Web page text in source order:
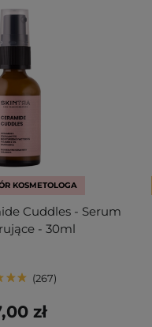
KOSMETOLOGA
Cuddles - Serum
- 30ml
267
zł